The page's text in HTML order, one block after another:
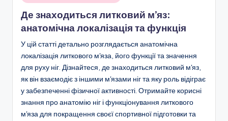
in
Де знаходиться литковий м’яз:
анатомічна локалізація та функція
У цій статті детально розглядається анатомічна
локалізація литкового м'яза, його функції та значення
для руху ніг. Дізнайтеся, де знаходиться литковий м'яз,
як він взаємодіє з іншими м'язами ніг та яку роль відіграє
у забезпеченні фізичної активності. Отримайте корисні
знання про анатомію ніг і функціонування литкового
м'яза для покращення своєї спортивної підготовки та